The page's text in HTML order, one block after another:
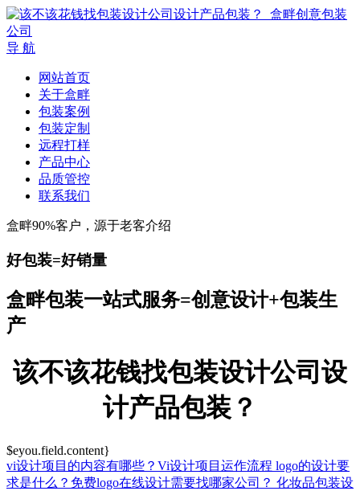
导 航
网站首页
关于盒畔
包装案例
包装定制
远程打样
产品中心
品质管控
联系我们
盒畔90%客户，源于老客介绍
好包装=好销量
盒畔包装一站式服务=创意设计+包装生
产
该不该花钱找包装设计公司设
计产品包装？
$eyou.field.content}
vi设计项目的内容有哪些？Vi设计项目运作流程 logo的设计要
求是什么？免费logo在线设计需要找哪家公司？ 化妆品包装设